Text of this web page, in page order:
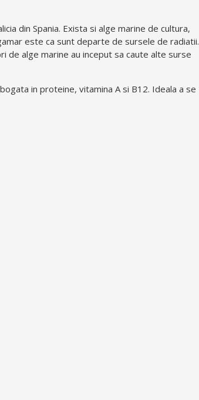
din Spania. Exista si alge marine de cultura,
este ca sunt departe de sursele de radiatii.
de alge marine au inceput sa caute alte surse
in proteine, vitamina A si B12. Ideala a se